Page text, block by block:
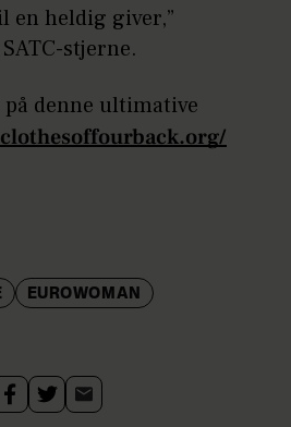
heldig giver,”
stjerne.
på denne ultimative
EUROWOMAN